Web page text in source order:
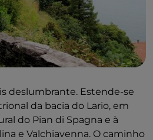
deslumbrante. Estende-se
da bacia do Lario, em
do Pian di Spagna e à
e Valchiavenna. O caminho